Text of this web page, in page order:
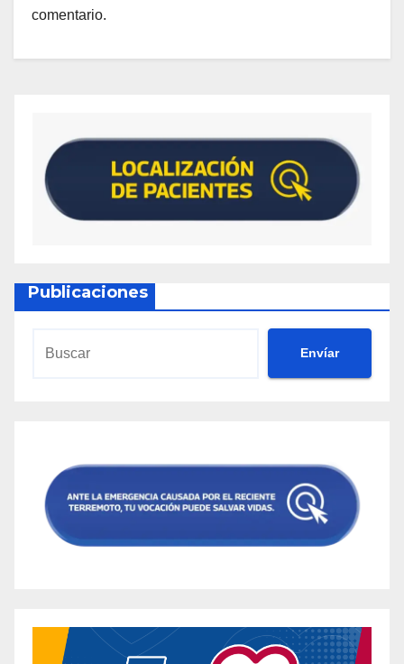
comentario.
Publicaciones
Envíar